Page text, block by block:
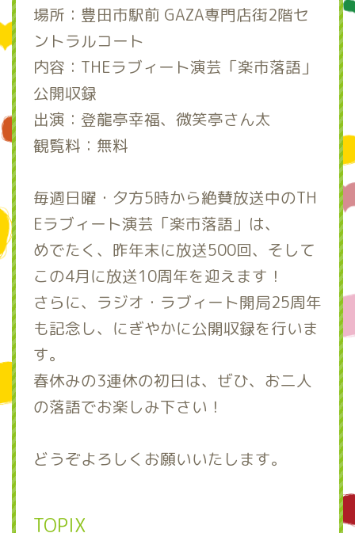
場所：豊田市駅前 GAZA専門店街2階セ
ントラルコート
内容：THEラブィート演芸「楽市落語」
公開収録
出演：登龍亭幸福、微笑亭さん太
観覧料：無料
毎週日曜・夕方5時から絶賛放送中のTH
Eラブィート演芸「楽市落語」は、
めでたく、昨年末に放送500回、そして
この4月に放送10周年を迎えます！
さらに、ラジオ・ラブィート開局25周年
も記念し、にぎやかに公開収録を行いま
す。
春休みの3連休の初日は、ぜひ、お二人
の落語でお楽しみ下さい！
どうぞよろしくお願いいたします。
TOPIX